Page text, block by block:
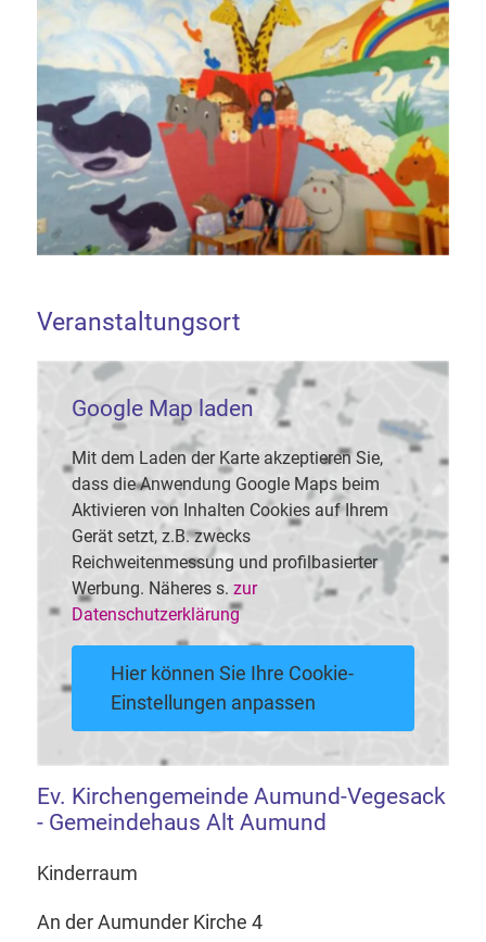
Veranstaltungsort
Google Map laden
Mit dem Laden der Karte akzeptieren Sie,
dass die Anwendung Google Maps beim
Aktivieren von Inhalten Cookies auf Ihrem
Gerät setzt, z.B. zwecks
Reichweitenmessung und profilbasierter
Werbung. Näheres s. zur
Datenschutzerklärung
Hier können Sie Ihre Cookie-
Einstellungen anpassen
Ev. Kirchengemeinde Aumund-Vegesack
- Gemeindehaus Alt Aumund
Kinderraum
An der Aumunder Kirche 4